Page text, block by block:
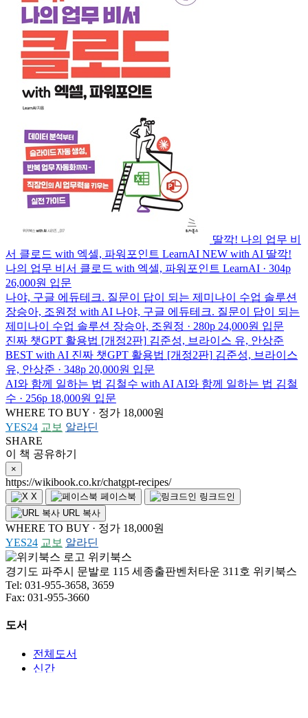
딸깍! 나의 업무 비
서 클로드 with 엑셀, 파워포인트 LearnAI NEW with AI 딸깍!
나의 업무 비서 클로드 with 엑셀, 파워포인트 LearnAI · 304p
26,000원 입문
나야, 구글 에듀테크. 질문이 답이 되는 제미나이 수업 솔루션
장승아, 조원정 with AI 나야, 구글 에듀테크. 질문이 답이 되는
제미나이 수업 솔루션 장승아, 조원정 · 280p 24,000원 입문
진짜 챗GPT 활용법 [개정2판] 김준성, 브라이스 유, 안상준
BEST with AI 진짜 챗GPT 활용법 [개정2판] 김준성, 브라이스
유, 안상준 · 348p 20,000원 입문
AI와 함께 일하는 법 김철수 with AI AI와 함께 일하는 법 김철
수 · 256p 18,000원 입문
WHERE TO BUY · 정가 18,000원
YES24 교보 알라딘
SHARE
이 책 공유하기
×
https://wikibook.co.kr/chatgpt-recipes/
X 페이스북
링크드인
URL 복사
WHERE TO BUY · 정가 18,000원
YES24 교보 알라딘
위키북스
경기도 파주시 문발로 115 세종출판벤처타운 311호 위키북스
Tel: 031-955-3658, 3659
Fax: 031-955-3660
도서
전체도서
신간